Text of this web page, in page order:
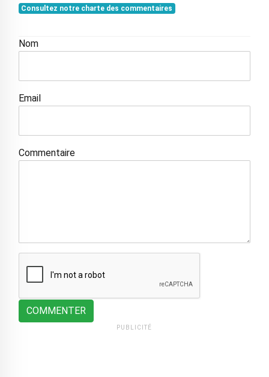
Consultez notre charte des commentaires
Nom
Email
Commentaire
COMMENTER
PUBLICITÉ